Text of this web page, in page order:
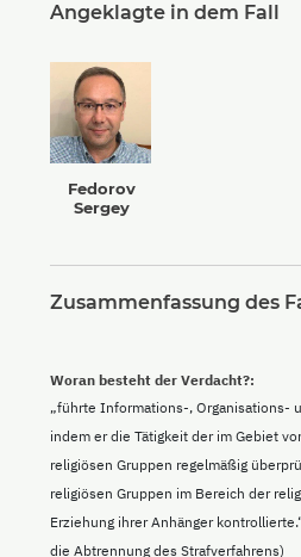
Angeklagte in dem Fall
Fedorov
Sergey
Zusammenfassung des
Woran besteht der Verdacht?:
„führte Informations-, Organisations-
indem er die Tätigkeit der im Gebiet
religiösen Gruppen regelmäßig
religiösen Gruppen im Bereich der
Erziehung ihrer Anhänger
die Abtrennung des Strafverfahrens)